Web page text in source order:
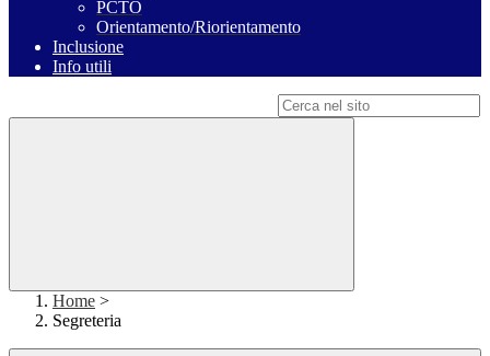
PCTO
Orientamento/Riorientamento
Inclusione
Info utili
Home >
Segreteria